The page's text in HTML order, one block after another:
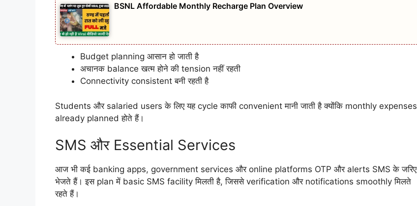
BSNL Affordable Monthly Recharge Plan Overview
Budget planning आसान हो जाती है
अचानक balance खत्म होने की tension नहीं रहती
Connectivity consistent बनी रहती है
Students और salaried users के लिए यह cycle काफी convenient मानी जाती है क्योंकि monthly expenses
already planned होते हैं।
SMS और Essential Services
आज भी कई banking apps, government services और online platforms OTP और alerts SMS के जरिए
भेजते हैं। इस plan में basic SMS facility मिलती है, जिससे verification और notifications smoothly मिलते
रहते हैं।